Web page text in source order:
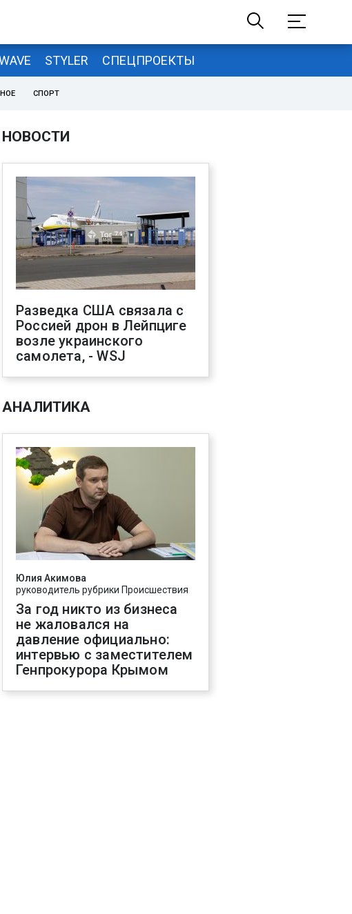
STYLER СПЕЦПРОЕКТЫ
СПОРТ
НОВОСТИ
Разведка США связала с
Россией дрон в Лейпциге
возле украинского
самолета, - WSJ
АНАЛИТИКА
Юлия Акимова
руководитель рубрики Происшествия
За год никто из бизнеса
не жаловался на
давление официально:
интервью с заместителем
Генпрокурора Крымом